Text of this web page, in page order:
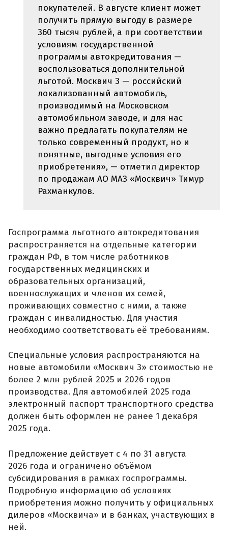
покупателей. В августе клиент может
получить прямую выгоду в размере
360 тысяч рублей, а при соответствии
условиям государственной
программы автокредитования —
воспользоваться дополнительной
льготой. Москвич 3 — российский
локализованный автомобиль,
производимый на Московском
автомобильном заводе, и для нас
важно предлагать покупателям не
только современный продукт, но и
понятные, выгодные условия его
приобретения», — отметил директор
по продажам АО МАЗ «Москвич» Тимур
Рахманкулов.
Госпрограмма льготного автокредитования
распространяется на отдельные категории
граждан РФ, в том числе работников
государственных медицинских и
образовательных организаций,
военнослужащих и членов их семей,
проживающих совместно с ними, а также
граждан с инвалидностью. Для участия
необходимо соответствовать её требованиям.
Специальные условия распространяются на
новые автомобили «Москвич 3» стоимостью не
более 2 млн рублей 2025 и 2026 годов
производства. Для автомобилей 2025 года
электронный паспорт транспортного средства
должен быть оформлен не ранее 1 декабря
2025 года.
Предложение действует с 4 по 31 августа
2026 года и ограничено объёмом
субсидирования в рамках госпрограммы.
Подробную информацию об условиях
приобретения можно получить у официальных
дилеров «Москвича» и в банках, участвующих в
ней.